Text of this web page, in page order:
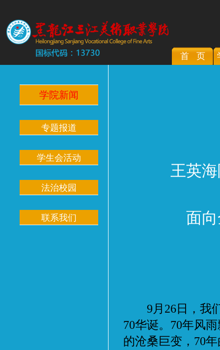
首 页
学院新闻
专题报道
学生会活动
法治校园
联系我们
王英
面
9月26日，我们
70华诞。70年风
的沧桑巨变，70